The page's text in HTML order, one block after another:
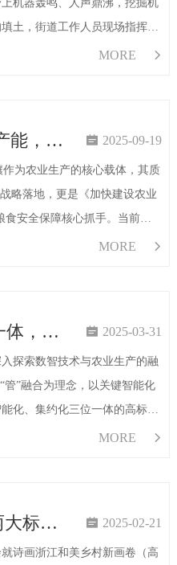
机器轰鸣、人声鼎沸，挖掘机
土，街道工作人员现场指挥调
农田建设的繁忙图景正徐徐展
MORE 
托普云农AI激活耕地产能，绿色转型守护粮安  2025-09-19
为农业生产的核心载体，其质
略落地，更是《加快建设农业
安全保障核心抓手。当前，我
入“生态养地、数智护土”的新
MORE 
“技”“管”融合、三位一体，看托普云农如何助力高标准农田建设  2025-03-31
探索数智技术与农业生产的融
管”融合为理念，以关键智能化
化、集约化三位一体的高标准
对当前农田底数不清、利用情
MORE 
媒体聚焦 | 托普云农两大标杆项目获《人民日报》头版关注！  2025-02-21
诗画浙江和美乡村新画卷（高